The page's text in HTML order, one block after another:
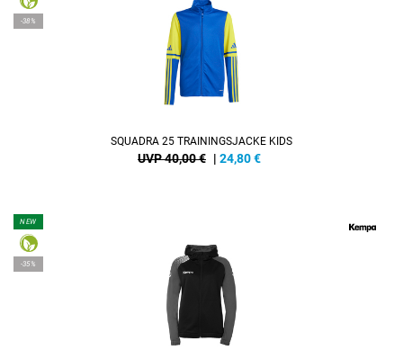
-38%
SQUADRA 25 TRAININGSJACKE KIDS
UVP 40,00 € | 24,80€
NEW
-35%